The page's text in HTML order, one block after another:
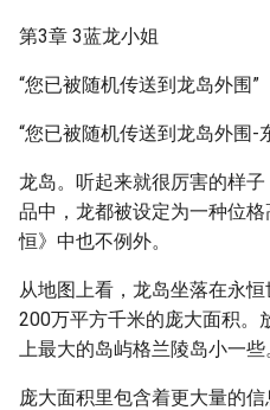
第3章 3蓝龙小姐
“您已被随机传送到龙岛外围”
“您已被随机传送到龙岛外围-
龙岛。听起来就很厉害的样
品中，龙都被设定为一种位
恒》中也不例外。
从地图上看，龙岛坐落在永
200万平方千米的庞大面积。
上最大的岛屿格兰陵岛小一些
庞大面积里包含着更大量的